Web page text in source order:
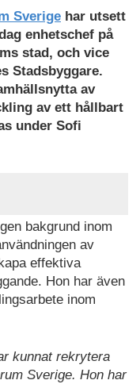
Sverige har utsett
enhetschef på
stad, och vice
Stadsbyggare.
av
av ett hållbart
under Sofi
bakgrund inom
av
effektiva
Hon har även
inom
kunnat rekrytera
Sverige. Hon har